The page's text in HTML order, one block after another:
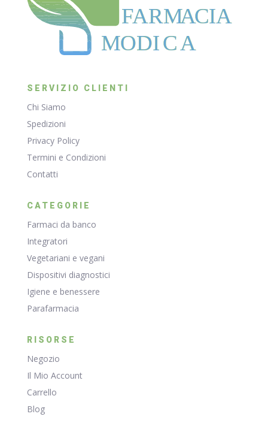
FARMACIA
MODICA
SERVIZIO CLIENTI
Chi Siamo
Spedizioni
Privacy Policy
Termini e Condizioni
Contatti
CATEGORIE
Farmaci da banco
Integratori
Vegetariani e vegani
Dispositivi diagnostici
Igiene e benessere
Parafarmacia
RISORSE
Negozio
Il Mio Account
Carrello
Blog